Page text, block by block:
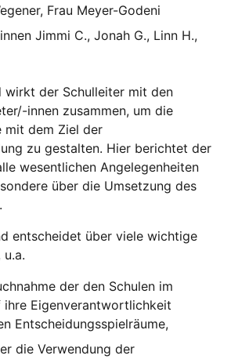
Frau Meyer-Godeni
Jimmi C., Jonah G., Linn H.,
wirkt der Schulleiter mit den
innen zusammen, um die
mit dem Ziel der
zu gestalten. Hier berichtet der
wesentlichen Angelegenheiten
über die Umsetzung des
entscheidet über viele wichtige
der den Schulen im
ihre Eigenverantwortlichkeit
Entscheidungsspielräume,
die Verwendung der